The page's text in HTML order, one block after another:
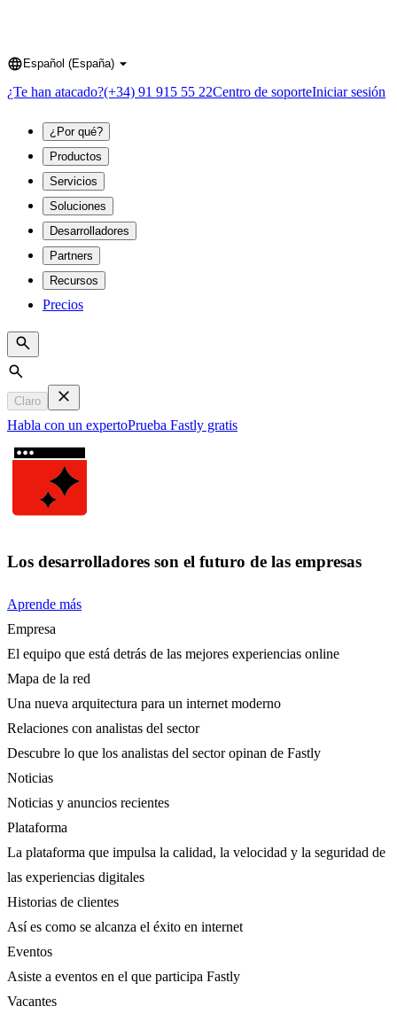
Language
Español (España)
¿Te han atacado?(+34) 91 915 55 22Centro de soporteIniciar sesión
¿Por qué?
Productos
Servicios
Soluciones
Desarrolladores
Partners
Recursos
Precios
Search
Claro
Habla con un expertoPrueba Fastly gratis
Los desarrolladores son el futuro de las empresas
Aprende más
Empresa
El equipo que está detrás de las mejores experiencias online
Mapa de la red
Una nueva arquitectura para un internet moderno
Relaciones con analistas del sector
Descubre lo que los analistas del sector opinan de Fastly
Noticias
Noticias y anuncios recientes
Plataforma
La plataforma que impulsa la calidad, la velocidad y la seguridad de
las experiencias digitales
Historias de clientes
Así es como se alcanza el éxito en internet
Eventos
Asiste a eventos en el que participa Fastly
Vacantes